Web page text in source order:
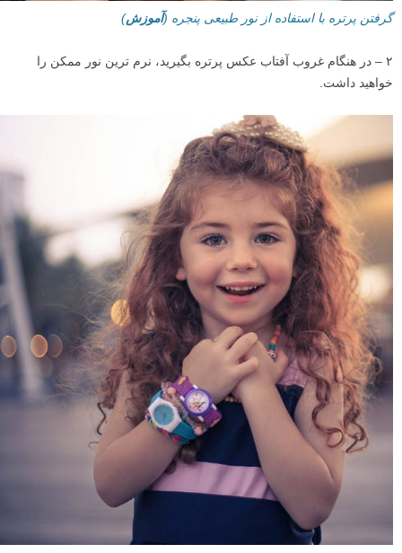
گرفتن پرتره با استفاده از نور طبیعی پنجره (آموزش)
۲ – در هنگام غروب آفتاب عکس پرتره بگیرید، نرم ترین نور ممکن را
خواهید داشت.